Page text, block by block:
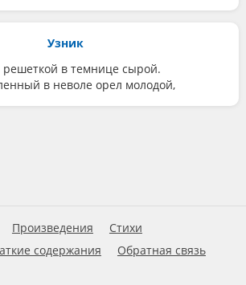
Узник
решеткой в темнице сырой.
в неволе орел молодой,
Произведения
Стихи
содержания Обратная связь